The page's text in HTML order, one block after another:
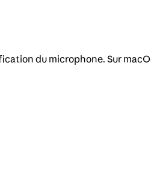
du microphone. Sur